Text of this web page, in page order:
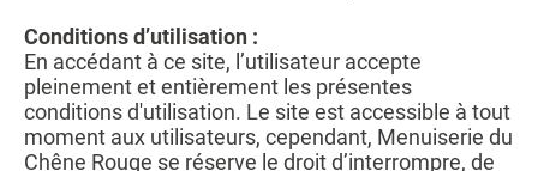
Conditions d’utilisation :
En accédant à ce site, l’utilisateur accepte
pleinement et entièrement les présentes
conditions d'utilisation. Le site est accessible à tout
moment aux utilisateurs, cependant, Menuiserie du
Chêne Rouge se réserve le droit d’interrompre, de